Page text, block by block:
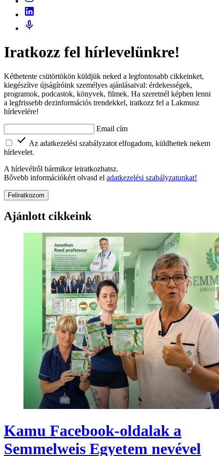
Iratkozz fel hírlevelünkre!
Kéthetente csütörtökön küldjük neked a legfontosabb cikkeinket,
kiegészítve újságíróink személyes ajánlásaival: érdekességek,
programok, podcastok, könyvek, filmek. Ha szeretnél képben lenni
a legfrissebb dezinformációs trendekkel, iratkozz fel a Lakmusz
hírlevelére!
Email cím
Az adatkezelési szabályzatot elfogadom, küldhettek nekem
hírlevelet.
A hírlevélről bármikor leiratkozhatsz.
Bővebb információkért olvasd el adatkezelési szabályzatunkat!
Feliratkozom
Ajánlott cikkeink
Kamu Facebook-oldalak a
Semmelweis Egyetem nevével